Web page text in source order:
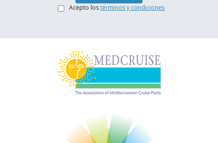
Acepto lostérminos y condiciones